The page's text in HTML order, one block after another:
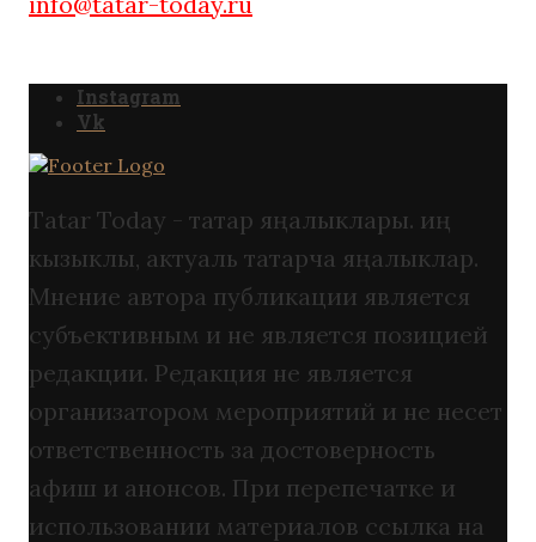
Instagram
Vk
Tatar Today - татар яңалыклары. иң
кызыклы, актуаль татарча яңалыклар.
Мнение автора публикации является
субъективным и не является позицией
редакции. Редакция не является
организатором мероприятий и не несет
ответственность за достоверность
афиш и анонсов. При перепечатке и
использовании материалов ссылка на